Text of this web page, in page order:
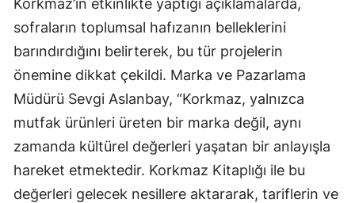
Korkmaz’ın etkinlikte yaptığı açıklamalarda,
sofraların toplumsal hafızanın belleklerini
barındırdığını belirterek, bu tür projelerin
önemine dikkat çekildi. Marka ve Pazarlama
Müdürü Sevgi Aslanbay, “Korkmaz, yalnızca
mutfak ürünleri üreten bir marka değil, aynı
zamanda kültürel değerleri yaşatan bir anlayışla
hareket etmektedir. Korkmaz Kitaplığı ile bu
değerleri gelecek nesillere aktararak, tariflerin ve